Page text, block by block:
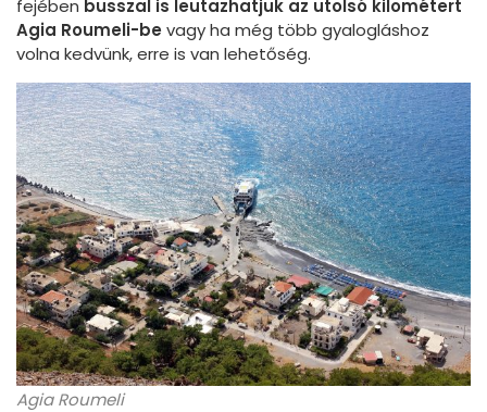
fejében busszal is leutazhatjuk az utolsó kilométert
Agia Roumeli-be vagy ha még több gyalogláshoz
volna kedvünk, erre is van lehetőség.
Agia Roumeli